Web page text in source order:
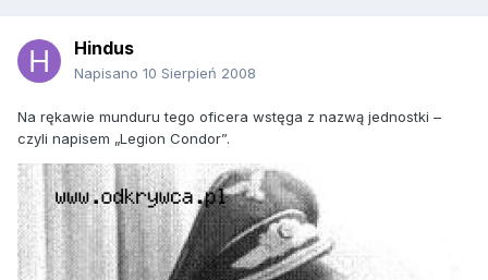
Hindus
Napisano 10 Sierpień 2008
Na rękawie munduru tego oficera wstęga z nazwą jednostki –
czyli napisem „Legion Condor”.